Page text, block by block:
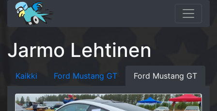
Jarmo Lehtinen
Kaikki Ford Mustang GT Ford Mustang GT